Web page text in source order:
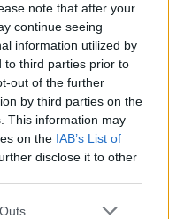
note that after your
continue seeing
information utilized by
to third parties prior to
out of the further
by third parties on the
This information may
on the IAB’s List of
disclose it to other
one or more Google